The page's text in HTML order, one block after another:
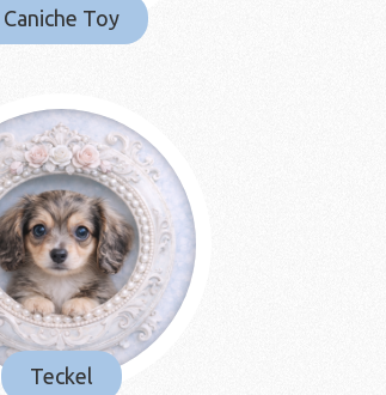
Caniche Toy
Teckel